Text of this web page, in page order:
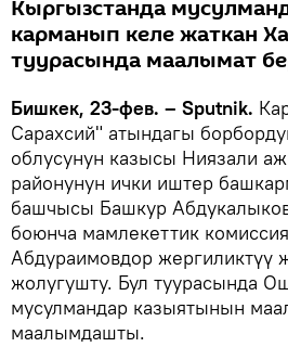
Кыргызстанда
карманып келе жаткан
туурасында маалымат
Бишкек, 23-фев. – Sputnik.
Сарахсий" атындагы
облусунун казысы Ниязали
районунун ички иштер
башчысы Башкур
боюнча мамлекеттик
Абдураимовдор жергиликтүү
жолугушту. Бул туурасында
мусулмандар казыятынын
маалымдашты.